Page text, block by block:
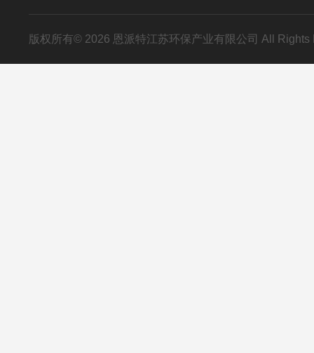
版权所有© 2026 恩派特江苏环保产业有限公司 All